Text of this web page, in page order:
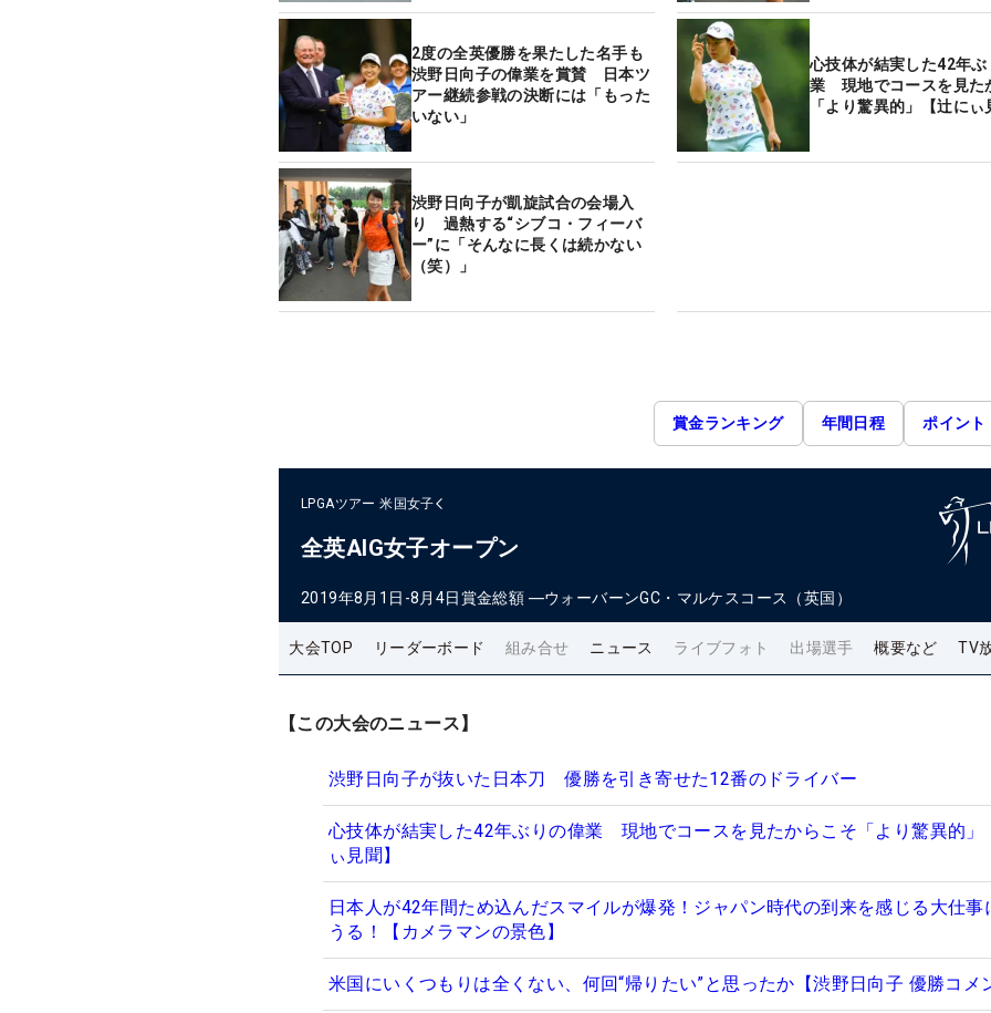
2度の全英優勝を果たした名手も
渋野日向子の偉業を賞賛 日本ツ
アー継続参戦の決断には「もった
いない」
心技体が結実した42年ぶ
業 現地でコースを見た
「より驚異的」【辻にぃ
渋野日向子が凱旋試合の会場入
り 過熱する“シブコ・フィーバ
ー”に「そんなに長くは続かない
（笑）」
賞金ランキング 年間日程 ポイント
LPGAツアー 米国女子
全英AIG女子オープン
2019年8月1日-8月4日賞金総額 ―ウォーバーンGC・マルケスコース（英国）
大会TOP リーダーボード 組み合せ ニュース ライブフォト 出場選手 概要など TV
【この大会のニュース】
渋野日向子が抜いた日本刀 優勝を引き寄せた12番のドライバー
心技体が結実した42年ぶりの偉業 現地でコースを見たからこそ「より驚異的」
ぃ見聞】
日本人が42年間ため込んだスマイルが爆発！ジャパン時代の到来を感じる大仕事
うる！【カメラマンの景色】
米国にいくつもりは全くない、何回“帰りたい”と思ったか【渋野日向子 優勝コメ